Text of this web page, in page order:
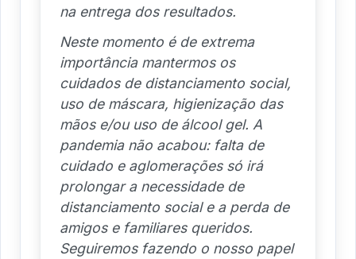
na entrega dos resultados.
Neste momento é de extrema
importância mantermos os
cuidados de distanciamento social,
uso de máscara, higienização das
mãos e/ou uso de álcool gel. A
pandemia não acabou: falta de
cuidado e aglomerações só irá
prolongar a necessidade de
distanciamento social e a perda de
amigos e familiares queridos.
Seguiremos fazendo o nosso papel